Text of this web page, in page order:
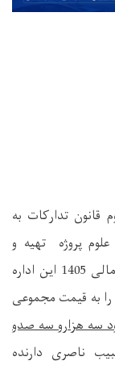
چهل وسوم قانون تدارکات به
پروژه تهیه و
تدارکات چاپ جراید و مجلات مورد نیاز سال مالی 1405 این اداره
را به قیمت مجموعی
نود سه هزارو سه صدو
ناصری دارنده